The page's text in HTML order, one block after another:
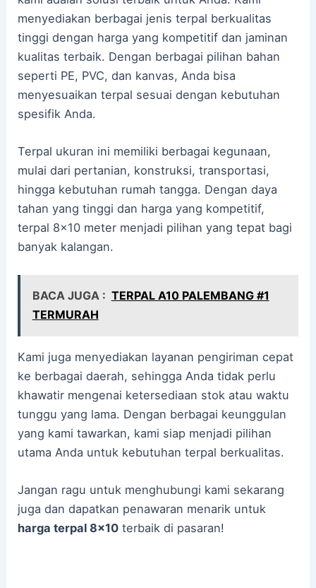
menyediakan berbagai jenis terpal berkualitas
tinggi dengan harga yang kompetitif dan jaminan
kualitas terbaik. Dengan berbagai pilihan bahan
seperti PE, PVC, dan kanvas, Anda bisa
menyesuaikan terpal sesuai dengan kebutuhan
spesifik Anda.
Terpal ukuran ini memiliki berbagai kegunaan,
mulai dari pertanian, konstruksi, transportasi,
hingga kebutuhan rumah tangga. Dengan daya
tahan yang tinggi dan harga yang kompetitif,
terpal 8×10 meter menjadi pilihan yang tepat bagi
banyak kalangan.
BACA JUGA : TERPAL A10 PALEMBANG #1
TERMURAH
Kami juga menyediakan layanan pengiriman cepat
ke berbagai daerah, sehingga Anda tidak perlu
khawatir mengenai ketersediaan stok atau waktu
tunggu yang lama. Dengan berbagai keunggulan
yang kami tawarkan, kami siap menjadi pilihan
utama Anda untuk kebutuhan terpal berkualitas.
Jangan ragu untuk menghubungi kami sekarang
juga dan dapatkan penawaran menarik untuk
harga terpal 8×10 terbaik di pasaran!